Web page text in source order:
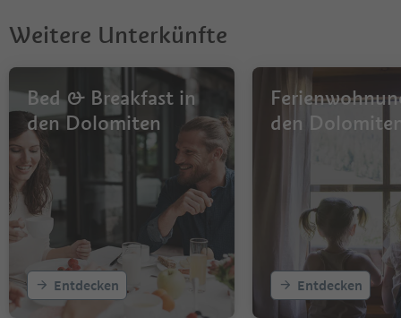
15
17
18
19
21
22
24
25
26
29
30
Weitere Unterkünfte
Bed & Breakfast in
den Dolomiten
Entdecken
den
Entdecken